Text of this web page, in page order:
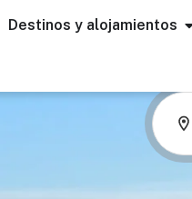
Destinos y alojamientos